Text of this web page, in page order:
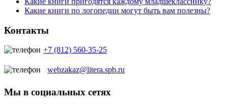
Какие книги по логопедии могут быть вам полезны?
Контакты
+7 (812) 560-35-25
webzakaz@litera.spb.ru
Мы в социальных сетях